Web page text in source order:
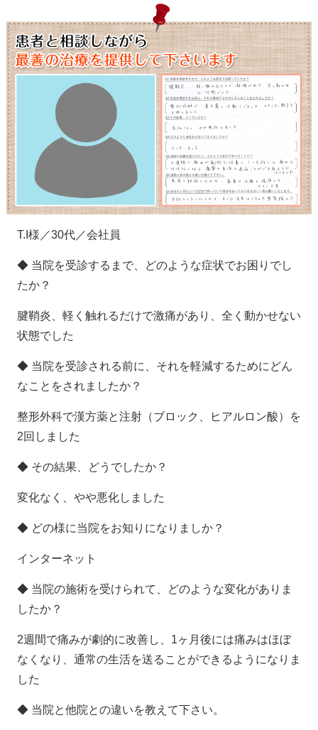
T.I様／30代／会社員
◆ 当院を受診するまで、どのような症状でお困りでし
たか？
腱鞘炎、軽く触れるだけで激痛があり、全く動かせない
状態でした
◆ 当院を受診される前に、それを軽減するためにどん
なことをされましたか？
整形外科で漢方薬と注射（ブロック、ヒアルロン酸）を
2回しました
◆ その結果、どうでしたか？
変化なく、やや悪化しました
◆ どの様に当院をお知りになりましか？
インターネット
◆ 当院の施術を受けられて、どのような変化がありま
したか？
2週間で痛みが劇的に改善し、1ヶ月後には痛みはほぼ
なくなり、通常の生活を送ることができるようになりま
した
◆ 当院と他院との違いを教えて下さい。